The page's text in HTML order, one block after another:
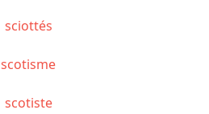
sciottés
scotisme
scotiste